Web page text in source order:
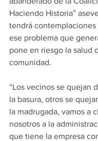
Haciendo Historia”
tendrá contemplaciones
ese problema que
pone en riesgo la salud
comunidad.
“Los vecinos se quejan
la basura, otros se
la madrugada, vamos a
nosotros a la
que tiene la empresa